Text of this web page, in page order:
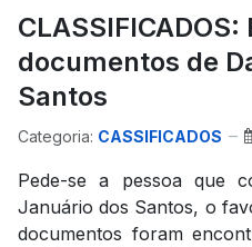
documentos de
Santos
Categoria: CASSIFICADOS
Pede-se a pessoa que
Januário dos Santos, o
documentos foram